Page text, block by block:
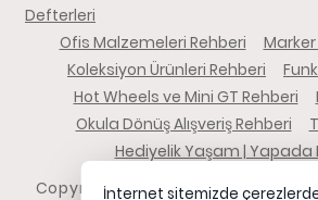
Defterleri
Ofis Malzemeleri Rehberi
Koleksiyon Ürünleri Rehberi
Hot Wheels ve Mini GT Rehberi
Okula Dönüş Alışveriş Rehberi
Hediyelik Yaşam | Yapada
Copyright 2026İnternet sitemizde